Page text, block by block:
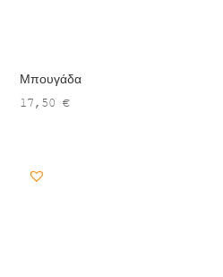
Μπουγάδα
17,50€